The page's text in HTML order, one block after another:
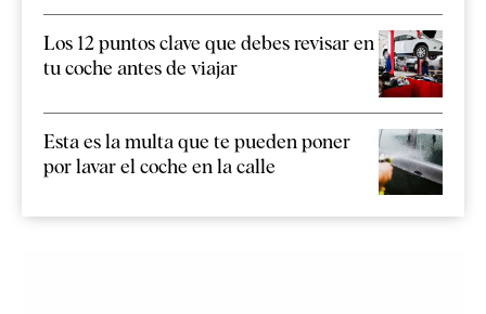
Los 12 puntos clave que debes revisar en
tu coche antes de viajar
Esta es la multa que te pueden poner
por lavar el coche en la calle